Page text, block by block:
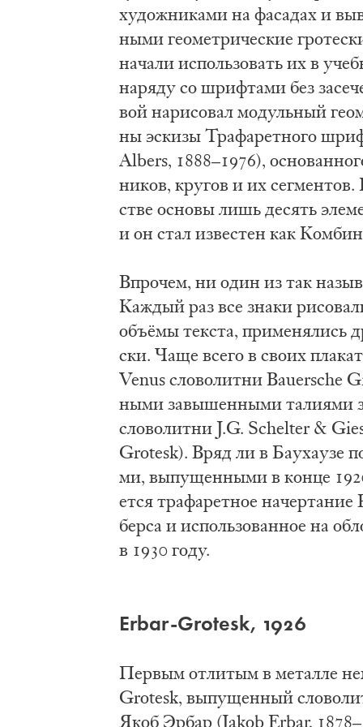
ху­дож­ни­ка­ми на фа­са­дах и
ны­ми гео­мет­ри­че­ские
на­ча­ли ис­поль­зо­вать их в
на­ря­ду со шриф­та­ми без
вой на­ри­со­вал мо­дуль­ный
ны эс­ки­зы Тра­фа­рет­но­го
Albers, 1888–1976),
ни­ков, кру­гов и их
стве осно­вы лишь де­сять
и он стал из­ве­стен как
Впро­чем, ни один из так
Каж­дый раз все зна­ки
объ­ё­мы тек­ста, при­ме­ня­лись
ски. Ча­ще все­го в сво­их
Venus сло­во­лит­ни Bauersche
ны­ми за­вы­шен­ны­ми та­ли­я­ми
сло­во­лит­ни J.G. Schelter &
Grotesk). Вряд ли в Ба­у­ха­у­зе
ми, вы­пу­щен­ны­ми в кон­це
ет­ся тра­фа­рет­ное
бер­са и ис­поль­зо­ван­ное на
в 1930 го­ду.
Erbar-Grotesk, 1926
Пер­вым от­ли­тым в ме­тал­ле
Grotesk, вы­пу­щен­ный
Якоб Эр­бар (Jakob Erbar,